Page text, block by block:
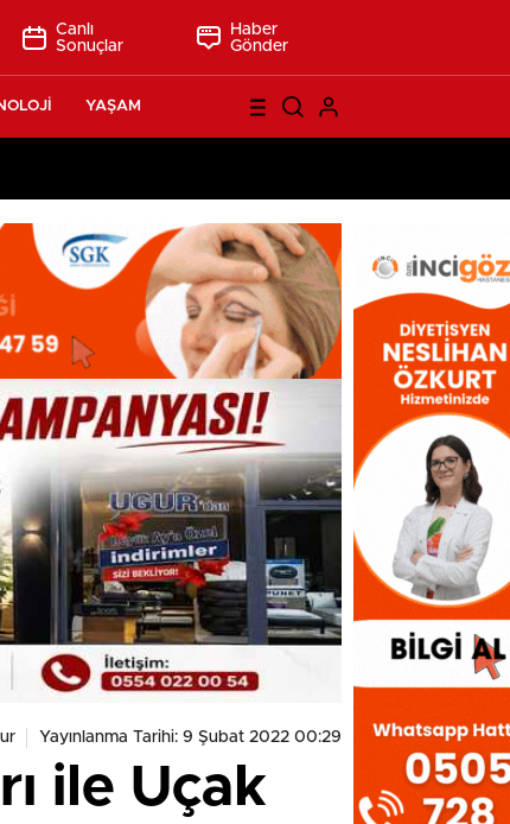
Canlı
Sonuçlar
Haber
Gönder
YAŞAM
Yayınlanma Tarihi: 9 Şubat 2022 00:29
ile Uçak